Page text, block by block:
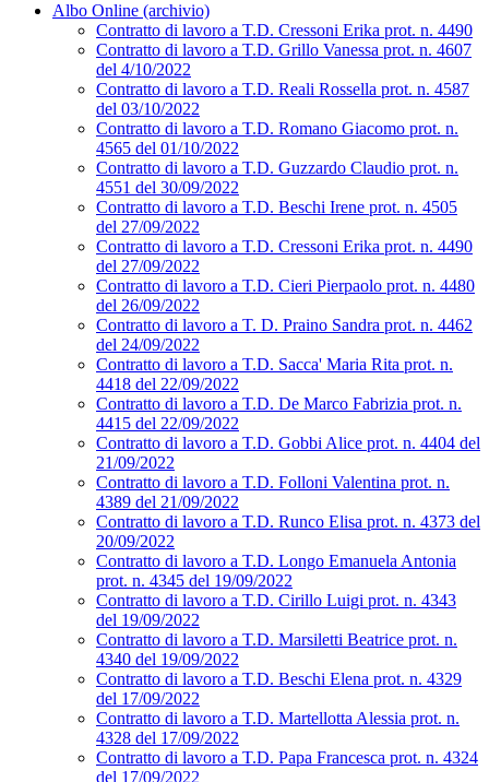
Albo Online (archivio)
Contratto di lavoro a T.D. Cressoni Erika prot. n. 4490
Contratto di lavoro a T.D. Grillo Vanessa prot. n. 4607
del 4/10/2022
Contratto di lavoro a T.D. Reali Rossella prot. n. 4587
del 03/10/2022
Contratto di lavoro a T.D. Romano Giacomo prot. n.
4565 del 01/10/2022
Contratto di lavoro a T.D. Guzzardo Claudio prot. n.
4551 del 30/09/2022
Contratto di lavoro a T.D. Beschi Irene prot. n. 4505
del 27/09/2022
Contratto di lavoro a T.D. Cressoni Erika prot. n. 4490
del 27/09/2022
Contratto di lavoro a T.D. Cieri Pierpaolo prot. n. 4480
del 26/09/2022
Contratto di lavoro a T. D. Praino Sandra prot. n. 4462
del 24/09/2022
Contratto di lavoro a T.D. Sacca' Maria Rita prot. n.
4418 del 22/09/2022
Contratto di lavoro a T.D. De Marco Fabrizia prot. n.
4415 del 22/09/2022
Contratto di lavoro a T.D. Gobbi Alice prot. n. 4404 del
21/09/2022
Contratto di lavoro a T.D. Folloni Valentina prot. n.
4389 del 21/09/2022
Contratto di lavoro a T.D. Runco Elisa prot. n. 4373 del
20/09/2022
Contratto di lavoro a T.D. Longo Emanuela Antonia
prot. n. 4345 del 19/09/2022
Contratto di lavoro a T.D. Cirillo Luigi prot. n. 4343
del 19/09/2022
Contratto di lavoro a T.D. Marsiletti Beatrice prot. n.
4340 del 19/09/2022
Contratto di lavoro a T.D. Beschi Elena prot. n. 4329
del 17/09/2022
Contratto di lavoro a T.D. Martellotta Alessia prot. n.
4328 del 17/09/2022
Contratto di lavoro a T.D. Papa Francesca prot. n. 4324
del 17/09/2022